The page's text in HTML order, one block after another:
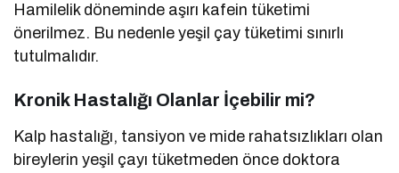
Hamilelik döneminde aşırı kafein tüketimi
önerilmez. Bu nedenle yeşil çay tüketimi sınırlı
tutulmalıdır.
Kronik Hastalığı Olanlar İçebilir mi?
Kalp hastalığı, tansiyon ve mide rahatsızlıkları olan
bireylerin yeşil çayı tüketmeden önce doktora